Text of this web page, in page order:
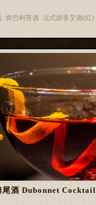
肯巴利苦酒 法式甜香艾酒(紅)
尾酒 Dubonnet Cocktail